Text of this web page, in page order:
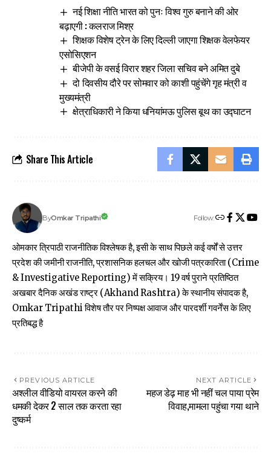
नई शिक्षा नीति भारत को पुनः विश्व गुरु बनाने की ओर
बढ़ाएगी : कलराज मिश्र
शिक्षक विशेष ट्रेन के लिए दिल्ली जाएगा शिक्षक वेलफेयर
एसोसिएशन
बीजेपी के वसई विरार शहर जिला सचिव बने अमित दुबे
दो दिवसीय दौरे पर सोमवार को काशी पहुंचेंगे गृह मंत्री व
मुख्यमंत्री
क्षेत्राधिकारी ने किया धनियांमऊ पुलिस बूथ का उद्घाटन
Share This Article
ByOmkar Tripathi Follow:
ओमकार त्रिपाठी राजनीतिक विश्लेषक है, इसी के साथ पिछले कई वर्षों से उत्तर
प्रदेश की जमीनी राजनीति, प्रशासनिक हलचल और खोजी पत्रकारिता (Crime
& Investigative Reporting) में सक्रिय। 19 वर्ष पुराने प्रतिष्ठित
अखबार दैनिक अखंड राष्ट्र (Akhand Rashtra) के स्थानीय संपादक है,
Omkar Tripathi विशेष तौर पर निष्पक्ष आवाज और पारदर्शी गवर्नेंस के लिए
प्रतिबद्ध है
PREVIOUS ARTICLE
अश्लील वीडियो वायरल करने की
धमकी देकर 2 साल तक करता रहा
दुष्कर्म
NEXT ARTICLE
महज डेढ़ माह भी नहीं चल पाया प्रेम
विवाह,मामला पहुंचा गया थाने